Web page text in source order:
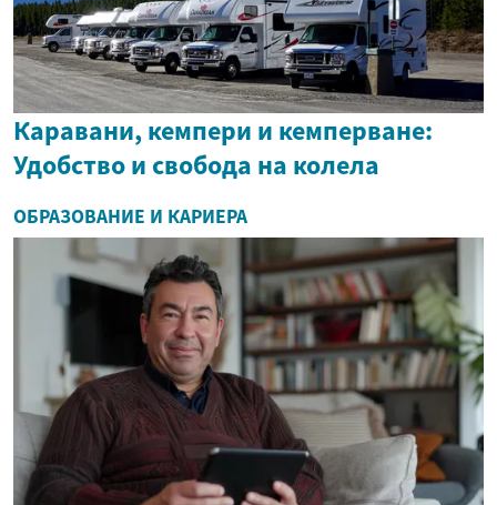
Каравани, кемпери и кемперване:
Удобство и свобода на колела
ОБРАЗОВАНИЕ И КАРИЕРА